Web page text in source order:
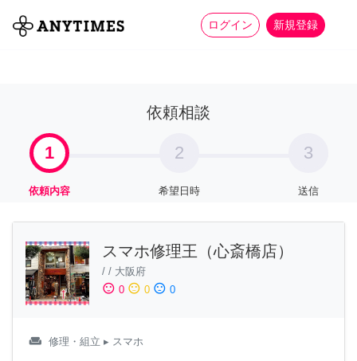
ログイン 新規登録
全て 家事 more_horiz
依頼相談
1
依頼内容
2
希望日時
3
送信
スマホ修理王（心斎橋店）
/ / 大阪府
sentiment_satisfied 0 sentiment_neutral 0 sentiment_dissatisfied 0
weekend 修理・組立 ▸ スマホ